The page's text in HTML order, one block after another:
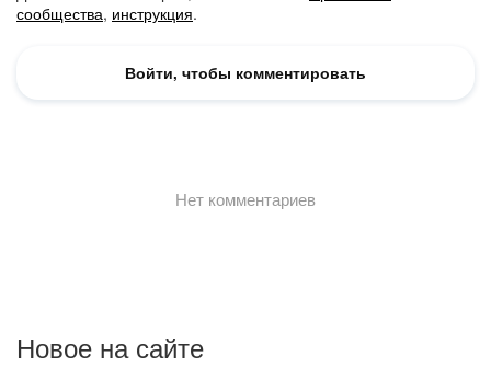
Новое на сайте